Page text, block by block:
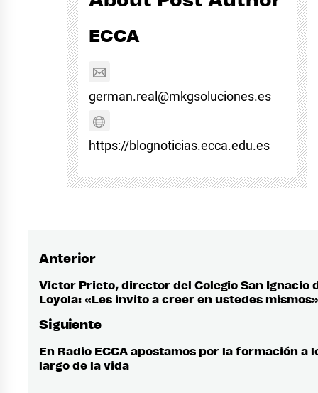
ECCA
german.real@mkgsoluciones.es
https://blognoticias.ecca.edu.es
Navegación
de
Anterior
Entrada
anterior:
Victor Prieto, director del Colegio San Ignacio
Loyola: «Les invito a creer en ustedes mismos»
Siguiente
Entrada
siguiente:
En Radio ECCA apostamos por la formación a
largo de la vida